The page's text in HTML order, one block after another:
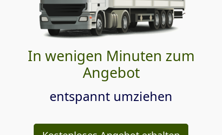
In wenigen Minuten zum
Angebot
entspannt umziehen